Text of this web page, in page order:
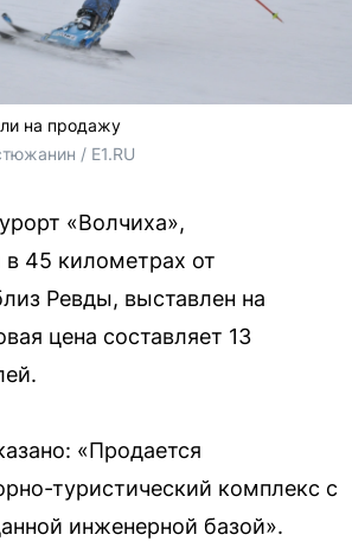
на продажу
/ E1.RU
«Волчиха»,
45 километрах от
Ревды, выставлен на
цена составляет 13
«Продается
туристический комплекс с
инженерной базой».